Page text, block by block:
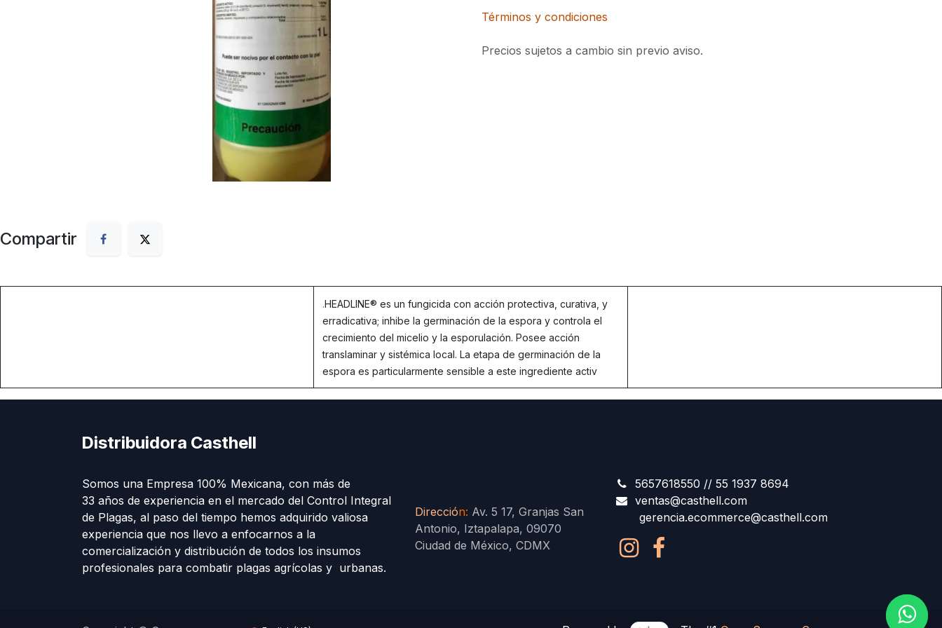
Términos y condiciones
Precios sujetos a cambio sin previo aviso.
Compartir
.HEADLINE® es un fungicida con acción protectiva, curativa, y
erradicativa; inhibe la germinación de la espora y controla el
crecimiento del micelio y la esporulación. Posee acción
translaminar y sistémica local. La etapa de germinación de la
espora es particularmente sensible a este ingrediente activ
Distribuidora Casthell
Somos una Empresa 100% Mexicana, con más de
33 años de experiencia en el mercado del Control Integral
de Plagas, al paso del tiempo hemos adquirido valiosa
experiencia que nos llevo a enfocarnos a la
comercialización y distribución de todos los insumos
profesionales para combatir plagas agrícolas y urbanas.
Dirección: Av. 5 17, Granjas San
Antonio, Iztapalapa, 09070
Ciudad de México, CDMX
5657618550 // 55 1937 8694
ventas@casthell.com
gerencia.ecommerce@casthell.com